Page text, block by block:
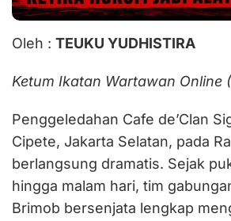
Oleh : TEUKU YUDHISTIRA
Ketum Ikatan Wartawan Online
Penggeledahan Cafe de’Clan
Cipete, Jakarta Selatan, pada
berlangsung dramatis. Sejak
hingga malam hari, tim
Brimob bersenjata lengkap